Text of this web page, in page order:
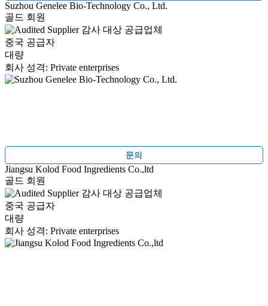
Suzhou Genelee Bio-Technology Co., Ltd.
골드 회원
감사 대상 공급업체
중국 공급자
대량
회사 성격: Private enterprises
문의
Jiangsu Kolod Food Ingredients Co.,ltd
골드 회원
감사 대상 공급업체
중국 공급자
대량
회사 성격: Private enterprises